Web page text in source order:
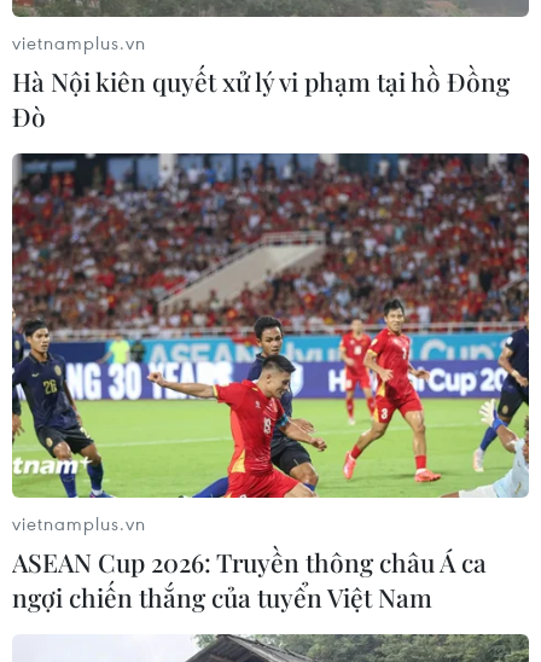
TIN CÙNG CHUYÊN MỤC
vietnamplus.vn
Hà Nội kiên quyết xử lý vi phạm tại hồ Đồng
Đò
vietnamplus.vn
ASEAN Cup 2026: Truyền thông châu Á ca
ngợi chiến thắng của tuyển Việt Nam